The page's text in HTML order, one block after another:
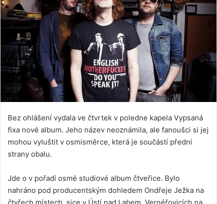
Bez ohlášení vydala ve čtvrtek v poledne kapela Vypsaná
fixa nové album. Jeho název neoznámila, ale fanoušci si jej
mohou vyluštit v osmisměrce, která je součástí přední
strany obalu.
Jde o v pořadí osmé studiové album čtveřice. Bylo
nahráno pod producentským dohledem Ondřeje Ježka na